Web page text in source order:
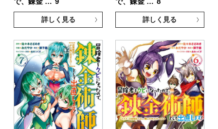
詳しく見る 詳しく見る